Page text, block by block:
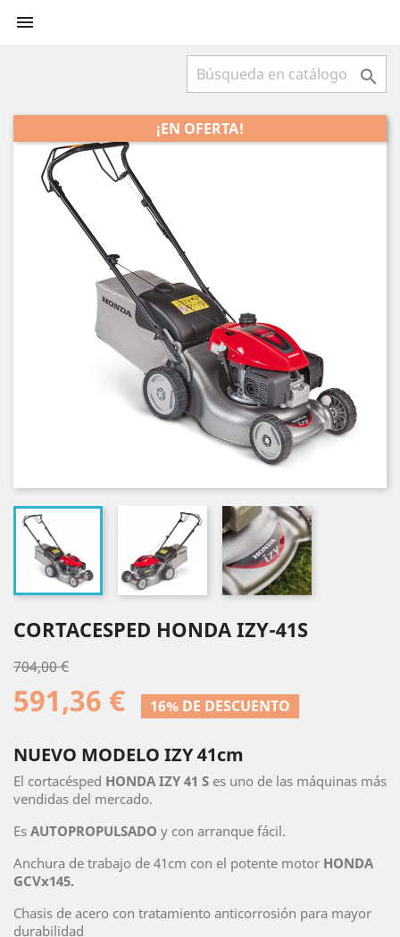


¡EN OFERTA!
CORTACESPED HONDA IZY-41S
704,00 €
591,36 € 16% DE DESCUENTO
NUEVO MODELO IZY 41cm
El cortacésped HONDA IZY 41 S es uno de las máquinas más
vendidas del mercado.
Es AUTOPROPULSADO y con arranque fácil.
Anchura de trabajo de 41cm con el potente motor HONDA
GCVx145.
Chasis de acero con tratamiento anticorrosión para mayor
durabilidad